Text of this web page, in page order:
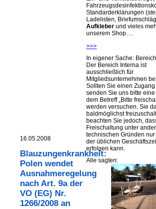
16.05.2008
Blauzungenkrankheit:
Polen wendet
Ausnahmeregelung
nach Art. 9a der
VO (EG) Nr.
1266/2008 an
Standarderklärungen (
Ladelisten,
Aufkleber und vieles
unserem Shop….
>>>
In eigener Sache:
Der Bereich Interna ist
ausschließlich für
Mitgliedsunternehmen
Sollten Sie einen
senden Sie uns bitte
dem Betreff „Bitte
werden versuchen, Sie
baldmöglichst
beachten Sie jedoch,
Freischaltung unter
technischen Gründen
der üblichen
erfolgen kann.
Alle sagten: